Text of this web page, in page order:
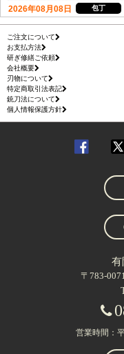
ご注文について
お支払方法
研ぎ修繕ご依頼
会社概要
刃物について
特定商取引法表記
銃刀法について
個人情報保護方針
有
〒783-
営業時間：